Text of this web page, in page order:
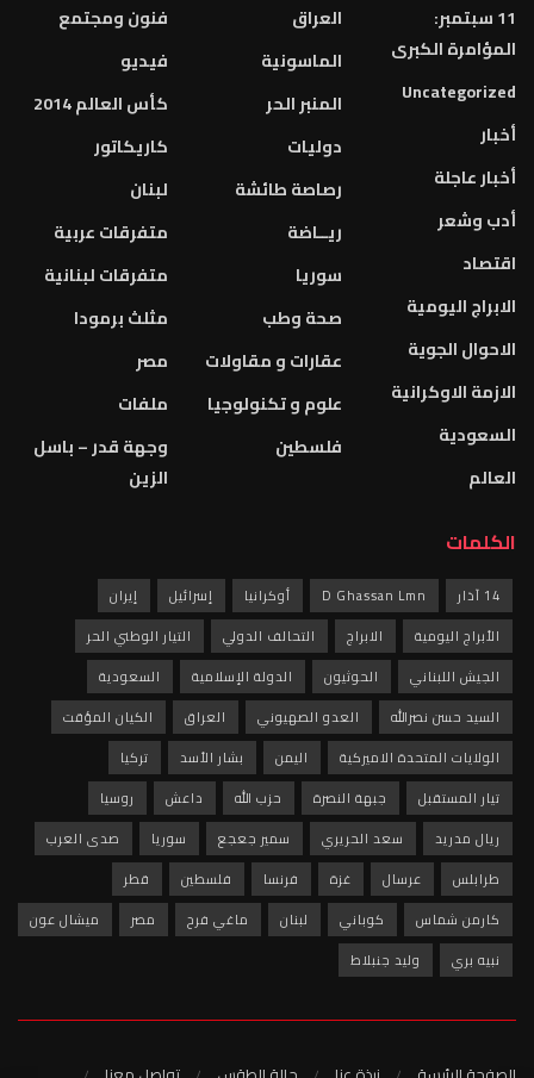
11 سبتمبر:
المؤامرة الكبرى
Uncategorized
أخبار
أخبار عاجلة
أدب وشعر
اقتصاد
الابراج اليومية
الاحوال الجوية
الازمة الاوكرانية
السعودية
العالم
العراق
الماسونية
المنبر الحر
دوليات
رصاصة طائشة
ريــاضة
سوريا
صحة وطب
عقارات و مقاولات
علوم و تكنولوجيا
فلسطين
فنون ومجتمع
فيديو
كأس العالم 2014
كاريكاتور
لبنان
متفرقات عربية
متفرقات لبنانية
مثلث برمودا
مصر
ملفات
وجهة قدر – باسل
الزين
الكلمات
14 آذار D Ghassan Lmn أوكرانيا إسرائيل
إيران
الأبراج اليومية
الابراج التحالف الدولي
التيار الوطني الحر
الجيش اللبناني
الحوثيون الدولة الإسلامية
السعودية
السيد حسن نصرالله
العدو الصهيوني العراق
الكيان المؤقت
الولايات المتحدة الاميركية
اليمن بشار الأسد
تركيا
تيار المستقبل
جبهة النصرة حزب الله داعش
روسيا
ريال مدريد
سعد الحريري سمير جعجع سوريا
صدى العرب
طرابلس
عرسال غزة فرنسا فلسطين
قطر
كارمن شماس
كوباني لبنان ماغي فرح مصر
ميشال عون
نبيه بري
وليد جنبلاط